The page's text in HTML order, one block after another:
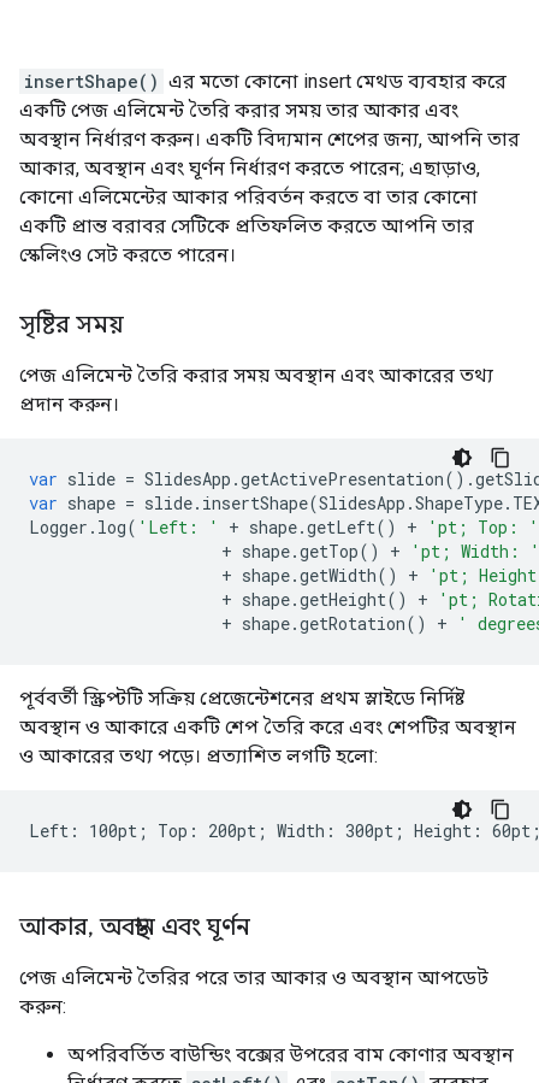
insertShape() এর মতো কোনো insert মেথড ব্যবহার করে
একটি পেজ এলিমেন্ট তৈরি করার সময় তার আকার এবং
অবস্থান নির্ধারণ করুন। একটি বিদ্যমান শেপের জন্য, আপনি তার
আকার, অবস্থান এবং ঘূর্ণন নির্ধারণ করতে পারেন; এছাড়াও,
কোনো এলিমেন্টের আকার পরিবর্তন করতে বা তার কোনো
একটি প্রান্ত বরাবর সেটিকে প্রতিফলিত করতে আপনি তার
স্কেলিংও সেট করতে পারেন।
সৃষ্টির সময়
পেজ এলিমেন্ট তৈরি করার সময় অবস্থান এবং আকারের তথ্য
প্রদান করুন।
var slide = SlidesApp .getActivePresentation().
var shape = slide. insertShape(SlidesApp .ShapeType.
Logger . log( 'Left: ' + shape.getLeft() +
'pt; Top: '
+ shape.getTop() +
'pt; Width: '
+ shape.getWidth() +
'pt;
+ shape.getHeight() +
'pt;
+ shape.getRotation() + '
পূর্ববর্তী স্ক্রিপ্টটি সক্রিয় প্রেজেন্টেশনের প্রথম স্লাইডে নির্দিষ্ট
অবস্থান ও আকারে একটি শেপ তৈরি করে এবং শেপটির অবস্থান
ও আকারের তথ্য পড়ে। প্রত্যাশিত লগটি হলো:
আকার, অবস্থান এবং ঘূর্ণন
পেজ এলিমেন্ট তৈরির পরে তার আকার ও অবস্থান আপডেট
করুন:
অপরিবর্তিত বাউন্ডিং বক্সের উপরের বাম কোণার অবস্থান